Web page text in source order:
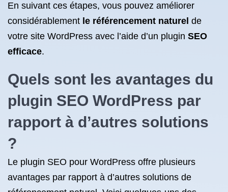
En suivant ces étapes, vous pouvez améliorer
considérablement le référencement naturel de
votre site WordPress avec l’aide d’un plugin SEO
efficace.
Quels sont les avantages du
plugin SEO WordPress par
rapport à d’autres solutions
?
Le plugin SEO pour WordPress offre plusieurs
avantages par rapport à d’autres solutions de